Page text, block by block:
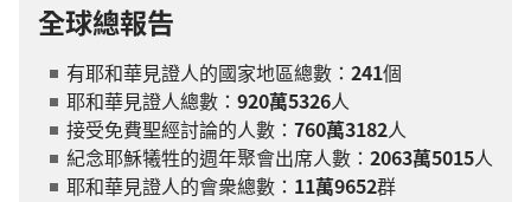
全球總報告
有耶和華見證人的國家地區總數： 241個
耶和華見證人總數： 920萬5326人
接受免費聖經討論的人數： 760萬3182人
紀念耶穌犧牲的週年聚會出席人數： 2063萬5015人
耶和華見證人的會衆總數： 11萬9652群